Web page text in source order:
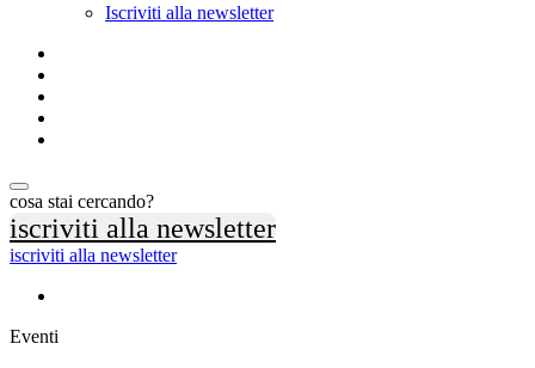
Iscriviti alla newsletter
cosa stai cercando?
iscriviti alla newsletter
iscriviti alla newsletter
Eventi